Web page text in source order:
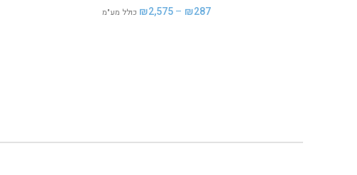
₪287
–
₪2,575 כולל מע"מ